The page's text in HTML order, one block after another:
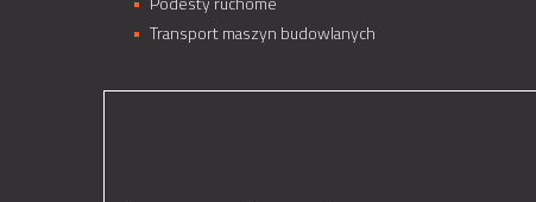
Transport maszyn budowlanych